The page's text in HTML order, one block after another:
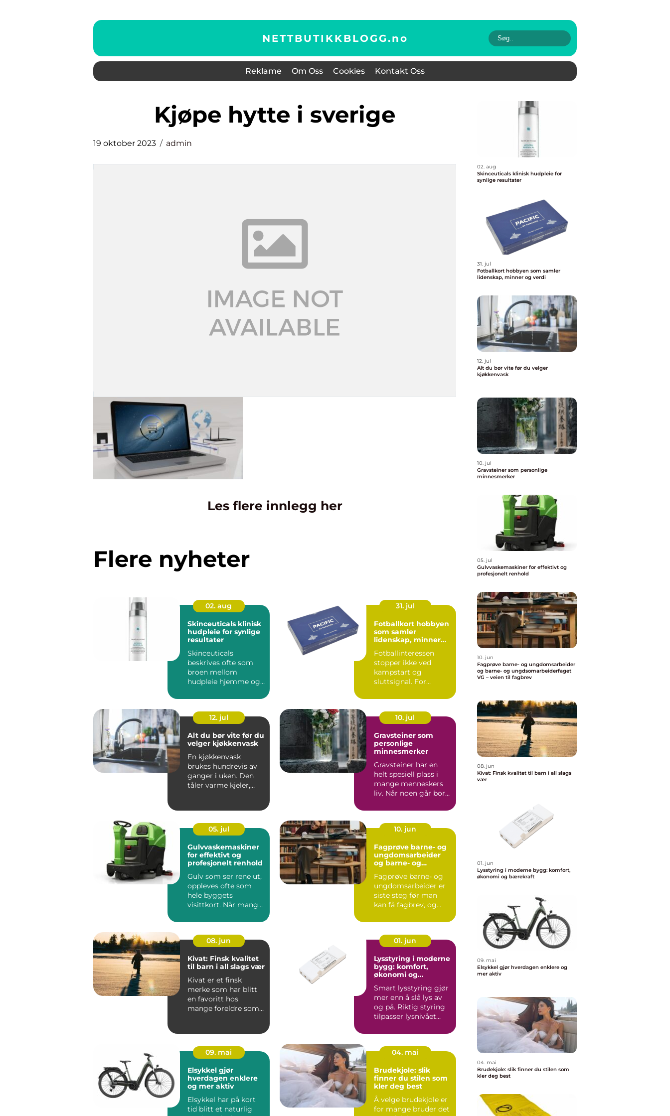
NETTBUTIKKBLOGG.no
Reklame Om Oss Cookies Kontakt Oss
kjøpe hytte i sverige
19 oktober 2023 admin
Les flere innlegg her
Flere nyheter
02. aug
Skinceuticals klinisk
hudpleie for synlige
resultater
Skinceuticals
beskrives ofte som
broen mellom
hudpleie hjemme og
Serien er ut...
31. jul
Fotballkort hobbyen
som samler
lidenskap, minner
Fotballinteressen
stopper ikke ved
kampstart og
sluttsignal. For
engasjementet i sa...
12. jul
Alt du bør vite før du
velger kjøkkenvask
En kjøkkenvask
brukes hundrevis av
ganger i uken. Den
tåler varme kjeler,
10. jul
Gravsteiner som
personlige
minnesmerker
Gravsteiner har en
helt spesiell plass i
mange menneskers
liv. Når noen går bort,
05. jul
Gulvvaskemaskiner
for effektivt og
profesjonelt renhold
Gulv som ser rene ut,
oppleves ofte som
hele byggets
visittkort. Når mange
gjennom ...
10. jun
Fagprøve barne- og
ungdomsarbeider
og barne- og
get VG – veien til
fagbrev
Fagprøve barne- og
ungdomsarbeider er
siste steg før man
kan få fagbrev, og
08. jun
Kivat: Finsk kvalitet
til barn i all slags vær
Kivat er et finsk
merke som har blitt
en favoritt hos
mange foreldre som
01. jun
Lysstyring i moderne
bygg: komfort,
økonomi og
Smart lysstyring gjør
mer enn å slå lys av
og på. Riktig styring
tilpasser lysnivået
09. mai
Elsykkel gjør
hverdagen enklere
og mer aktiv
Elsykkel har på kort
tid blitt et naturlig
04. mai
Brudekjole: slik
finner du stilen som
kler deg best
Å velge brudekjole er
for mange bruder det
02. aug
Skinceuticals klinisk hudpleie for
synlige resultater
31. jul
Fotballkort hobbyen som samler
lidenskap, minner og verdi
12. jul
Alt du bør vite før du velger
kjøkkenvask
10. jul
Gravsteiner som personlige
minnesmerker
05. jul
Gulvvaskemaskiner for effektivt og
profesjonelt renhold
10. jun
Fagprøve barne- og ungdomsarbeider
og barne- og ungdsomarbeiderfaget
VG – veien til fagbrev
08. jun
Kivat: Finsk kvalitet til barn i all slags
vær
01. jun
Lysstyring i moderne bygg: komfort,
økonomi og bærekraft
09. mai
Elsykkel gjør hverdagen enklere og
mer aktiv
04. mai
Brudekjole: slik finner du stilen som
kler deg best